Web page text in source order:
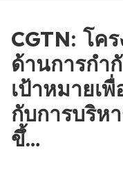
CGTN: โค
ด้านการกำ
เป้าหมายเ
กับการบริห
ขึ้…